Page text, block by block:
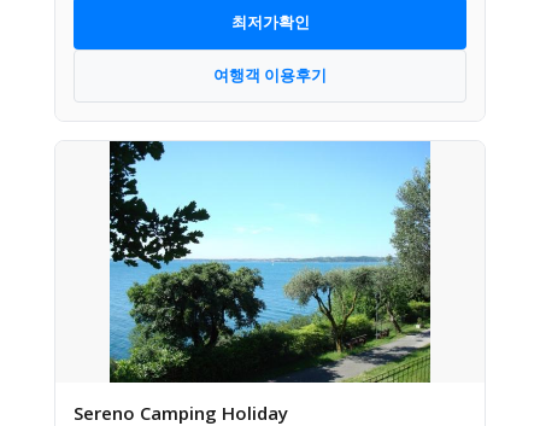
최저가확인
여행객 이용후기
Sereno Camping Holiday